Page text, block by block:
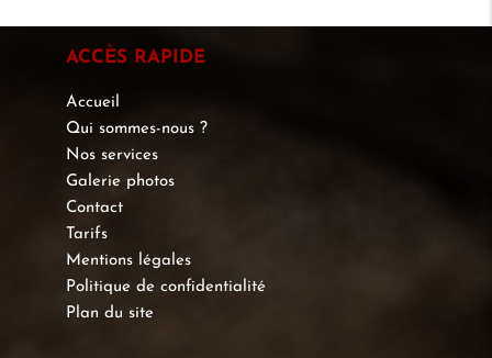
ACCÈS RAPIDE
Accueil
Qui sommes-nous ?
Nos services
Galerie photos
Contact
Tarifs
Mentions légales
Politique de confidentialité
Plan du site